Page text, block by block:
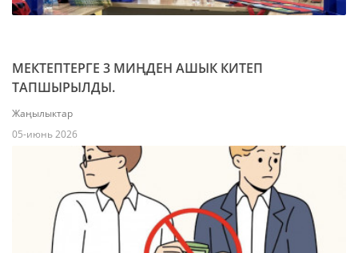
МЕКТЕПТЕРГЕ 3 МИҢДЕН АШЫК КИТЕП
ТАПШЫРЫЛДЫ.
Жаңылыктар
05-июнь 2026